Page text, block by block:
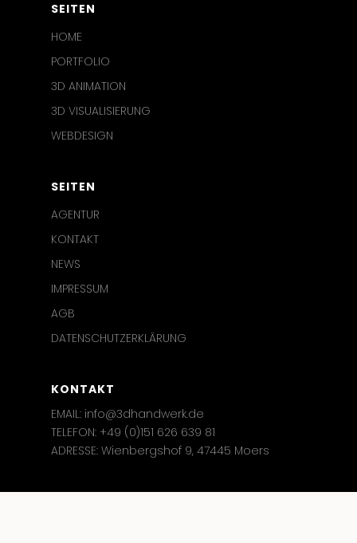
SEITEN
HOME
PORTFOLIO
3D ANIMATION
3D VISUALISIERUNG
WEBDESIGN
SEITEN
AGENTUR
KONTAKT
NEWS
IMPRESSUM
AGB
DATENSCHUTZERKLÄRUNG
KONTAKT
EMAIL: info@3dhandwerk.de
TELEFON: +49 (0)151 626 639 81
ADRESSE: Wienbergshof 9, 47445 Moers